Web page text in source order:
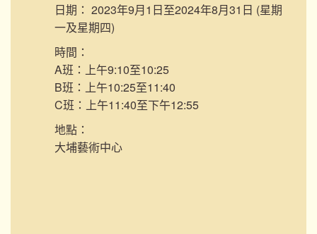
日期： 2023年9月1日至2024年8月31日 (星期
一及星期四)
時間：
A班：上午9:10至10:25
B班：上午10:25至11:40
C班：上午11:40至下午12:55
地點：
大埔藝術中心